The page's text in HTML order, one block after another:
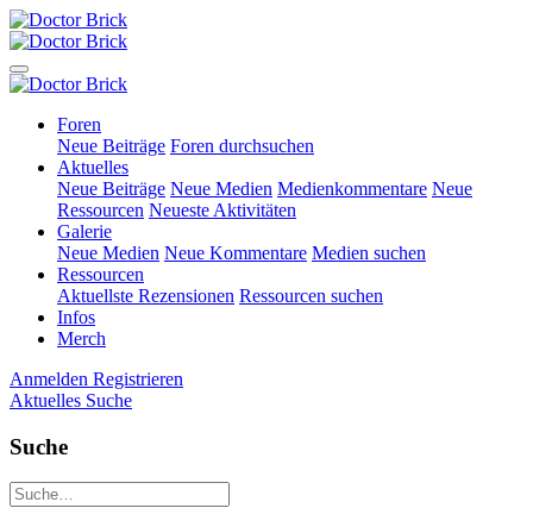
Foren
Neue Beiträge Foren durchsuchen
Aktuelles
Neue Beiträge Neue Medien Medienkommentare Neue
Ressourcen Neueste Aktivitäten
Galerie
Neue Medien Neue Kommentare Medien suchen
Ressourcen
Aktuellste Rezensionen Ressourcen suchen
Infos
Merch
Anmelden Registrieren
Aktuelles Suche
Suche